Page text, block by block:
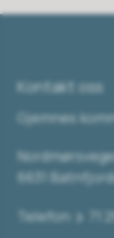
Kontakt oss
Gjemnes
6631
Telefon: 71